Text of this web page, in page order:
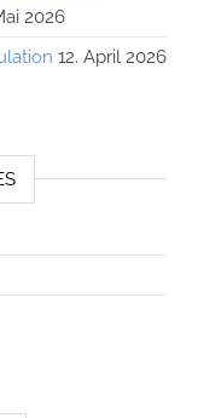
2026
12. April 2026